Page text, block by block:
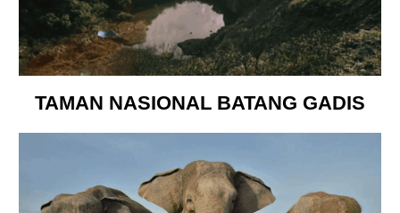
TAMAN NASIONAL BATANG GADIS